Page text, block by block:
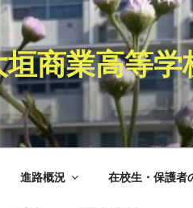
商業高等学
進路概況 在校生・保護者